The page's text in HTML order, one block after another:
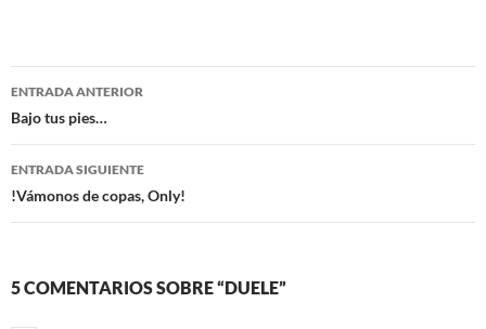
o
o
e
r
Navegación
de
entradas
ENTRADA ANTERIOR
Bajo tus pies…
ENTRADA SIGUIENTE
!Vámonos de copas, Only!
5 COMENTARIOS SOBRE “DUELE”